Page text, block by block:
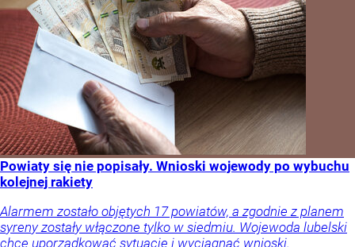
Powiaty się nie popisały. Wnioski wojewody po wybuchu
kolejnej rakiety
Alarmem zostało objętych 17 powiatów, a zgodnie z planem
syreny zostały włączone tylko w siedmiu. Wojewoda lubelski
chce uporządkować sytuację i wyciągnąć wnioski.